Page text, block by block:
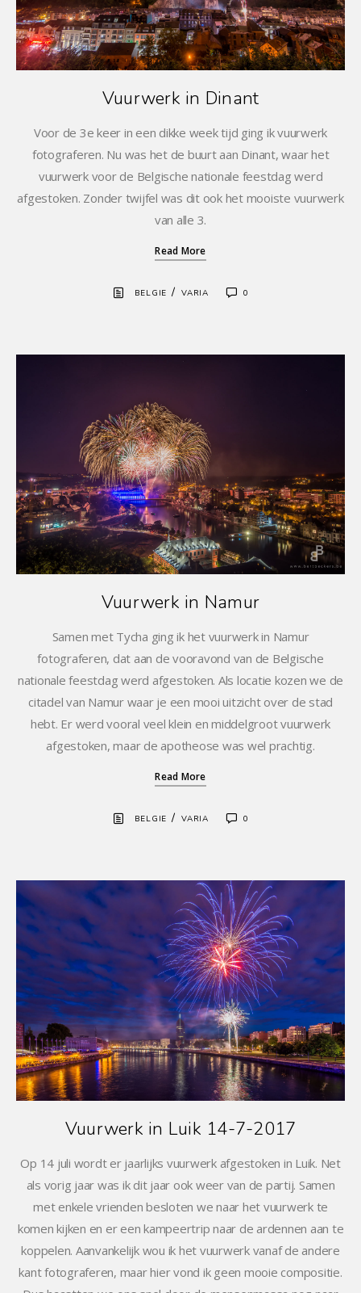
Vuurwerk in Dinant
Voor de 3e keer in een dikke week tijd ging ik vuurwerk
fotograferen. Nu was het de buurt aan Dinant, waar het
vuurwerk voor de Belgische nationale feestdag werd
afgestoken. Zonder twijfel was dit ook het mooiste vuurwerk
van alle 3.
Read More
BELGIE / VARIA 0
Vuurwerk in Namur
Samen met Tycha ging ik het vuurwerk in Namur
fotograferen, dat aan de vooravond van de Belgische
nationale feestdag werd afgestoken. Als locatie kozen we de
citadel van Namur waar je een mooi uitzicht over de stad
hebt. Er werd vooral veel klein en middelgroot vuurwerk
afgestoken, maar de apotheose was wel prachtig.
Read More
BELGIE / VARIA 0
Vuurwerk in Luik 14-7-2017
Op 14 juli wordt er jaarlijks vuurwerk afgestoken in Luik. Net
als vorig jaar was ik dit jaar ook weer van de partij. Samen
met enkele vrienden besloten we naar het vuurwerk te
komen kijken en er een kampeertrip naar de ardennen aan te
koppelen. Aanvankelijk wou ik het vuurwerk vanaf de andere
kant fotograferen, maar hier vond ik geen mooie compositie.